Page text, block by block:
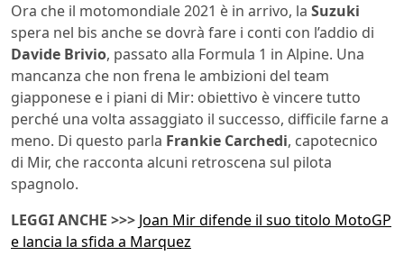
Ora che il motomondiale 2021 è in arrivo, la Suzuki
spera nel bis anche se dovrà fare i conti con l’addio di
Davide Brivio, passato alla Formula 1 in Alpine. Una
mancanza che non frena le ambizioni del team
giapponese e i piani di Mir: obiettivo è vincere tutto
perché una volta assaggiato il successo, difficile farne a
meno. Di questo parla Frankie Carchedi, capotecnico
di Mir, che racconta alcuni retroscena sul pilota
spagnolo.
LEGGI ANCHE >>> Joan Mir difende il suo titolo MotoGP
e lancia la sfida a Marquez